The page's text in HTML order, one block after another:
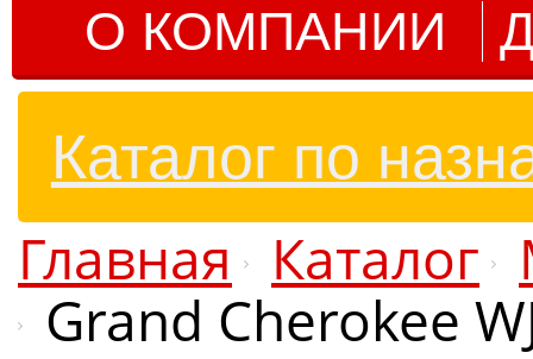
О КОМПАНИИ
Каталог по
Главная Каталог
Grand Cherokee